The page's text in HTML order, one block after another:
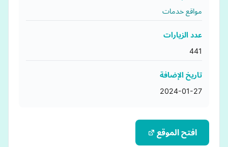
مواقع خدمات
عدد الزيارات
441
تاريخ الإضافة
2024-01-27
افتح الموقع